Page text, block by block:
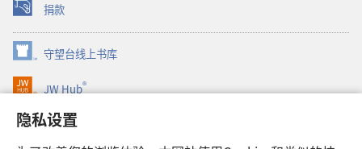
隐私设置
捐款
（打
开
新
窗
口）
守望台线上书库
（打
开
新
口）
JW Hub®
（打
开
新
JW Library®